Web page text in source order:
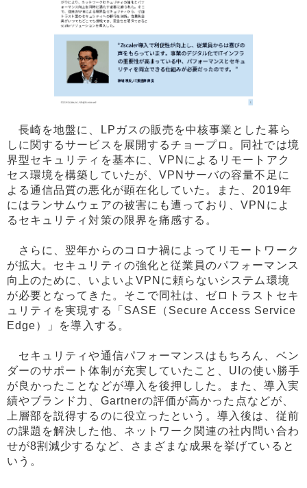
長崎を地盤に、LPガスの販売を中核事業とした暮ら
しに関するサービスを展開するチョープロ。同社では境
界型セキュリティを基本に、VPNによるリモートアク
セス環境を構築していたが、VPNサーバの容量不足に
よる通信品質の悪化が顕在化していた。また、2019年
にはランサムウェアの被害にも遭っており、VPNによ
るセキュリティ対策の限界を痛感する。
さらに、翌年からのコロナ禍によってリモートワーク
が拡大。セキュリティの強化と従業員のパフォーマンス
向上のために、いよいよVPNに頼らないシステム環境
が必要となってきた。そこで同社は、ゼロトラストセキ
ュリティを実現する「SASE（Secure Access Service
Edge）」を導入する。
セキュリティや通信パフォーマンスはもちろん、ベン
ダーのサポート体制が充実していたこと、UIの使い勝手
が良かったことなどが導入を後押しした。また、導入実
績やブランド力、Gartnerの評価が高かった点などが、
上層部を説得するのに役立ったという。導入後は、従前
の課題を解決した他、ネットワーク関連の社内問い合わ
せが8割減少するなど、さまざまな成果を挙げていると
いう。